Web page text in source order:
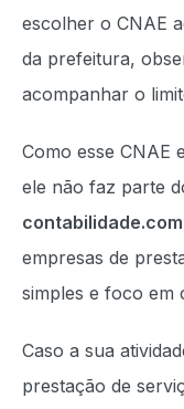
escolher o CNAE
da prefeitura,
acompanhar o
Como esse CNAE
ele não faz parte
contabilidade.com
empresas de
simples e foco em
Caso a sua
prestação de